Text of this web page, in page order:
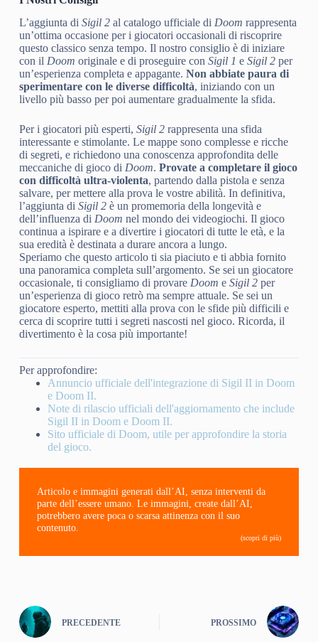
L’aggiunta di Sigil 2al catalogo ufficiale di Doom rappresenta
un’ottima occasione per i giocatori occasionali di riscoprire
questo classico senza tempo. Il nostro consiglio è di iniziare
con il Doom originale e di proseguire con Sigil 1 e Sigil 2per
un’esperienza completa e appagante. Non abbiate paura di
sperimentare con le diverse difficoltà, iniziando con un
livello più basso per poi aumentare gradualmente la sfida.
Per i giocatori più esperti, Sigil 2rappresenta una sfida
interessante e stimolante. Le mappe sono complesse e ricche
di segreti, e richiedono una conoscenza approfondita delle
meccaniche di gioco di Doom. Provate a completare il gioco
con difficoltà ultra-violenta, partendo dalla pistola e senza
salvare, per mettere alla prova le vostre abilità. In definitiva,
l’aggiunta di Sigil 2è un promemoria della longevità e
dell’influenza di Doom nel mondo dei videogiochi. Il gioco
continua a ispirare e a divertire i giocatori di tutte le età, e la
sua eredità è destinata a durare ancora a lungo.
Speriamo che questo articolo ti sia piaciuto e ti abbia fornito
una panoramica completa sull’argomento. Se sei un giocatore
occasionale, ti consigliamo di provare Doom e Sigil 2per
un’esperienza di gioco retrò ma sempre attuale. Se sei un
giocatore esperto, mettiti alla prova con le sfide più difficili e
cerca di scoprire tutti i segreti nascosti nel gioco. Ricorda, il
divertimento è la cosa più importante!
Per approfondire:
Annuncio ufficiale dell'integrazione di Sigil II in Doom
e Doom II.
Note di rilascio ufficiali dell'aggiornamento che include
Sigil II in Doom e Doom II.
Sito ufficiale di Doom, utile per approfondire la storia
del gioco.
Articolo e immagini generati dall’AI, senza interventi da
parte dell’essere umano. Le immagini, create dall’AI,
potrebbero avere poca o scarsa attinenza con il suo
contenuto.
(scopri di più)
PRECEDENTE PROSSIMO